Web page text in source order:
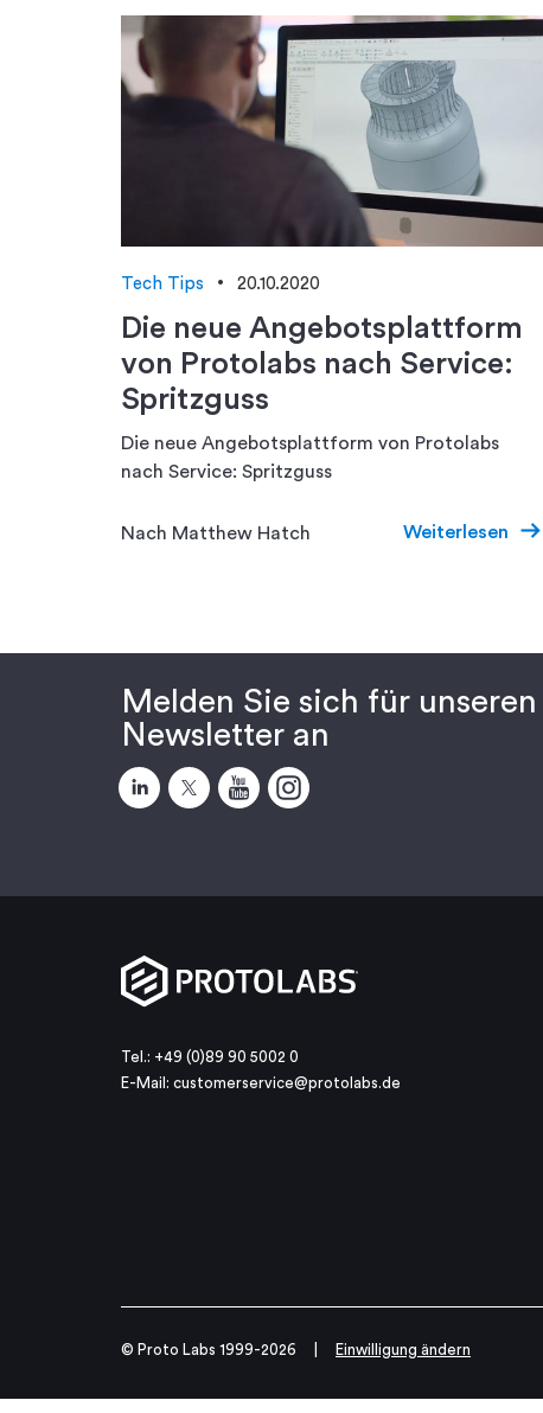
Tech Tips 20.10.2020
Die neue Angebotsplattform
von Protolabs nach Service:
Spritzguss
Die neue Angebotsplattform von Protolabs
nach Service: Spritzguss
Nach Matthew Hatch Weiterlesen
Melden Sie sich für unseren
Newsletter an
Tel.: +49 (0)89 90 5002 0
E-Mail: customerservice@protolabs.de
© Proto Labs 1999-2026 Einwilligung ändern